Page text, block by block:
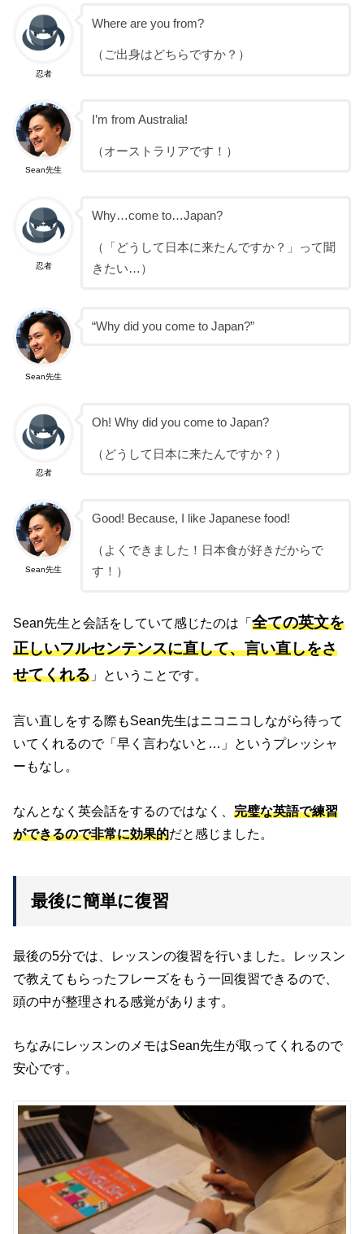
忍者
Where are you from?
（ご出身はどちらですか？）
Sean先生
I’m from Australia!
（オーストラリアです！）
忍者
Why…come to…Japan?
（「どうして日本に来たんですか？」って聞
きたい…）
Sean先生
“Why did you come to Japan?”
忍者
Oh! Why did you come to Japan?
（どうして日本に来たんですか？）
Sean先生
Good! Because, I like Japanese food!
（よくできました！日本食が好きだからで
す！）
Sean先生と会話をしていて感じたのは「全ての英文を
正しいフルセンテンスに直して、言い直しをさ
せてくれる 」ということです。
言い直しをする際もSean先生はニコニコしながら待って
いてくれるので「早く言わないと…」というプレッシャ
ーもなし。
なんとなく英会話をするのではなく、完璧な英語で練習
ができるので非常に効果的だと感じました。
最後に簡単に復習
最後の5分では、レッスンの復習を行いました。レッスン
で教えてもらったフレーズをもう一回復習できるので、
頭の中が整理される感覚があります。
ちなみにレッスンのメモはSean先生が取ってくれるので
安心です。